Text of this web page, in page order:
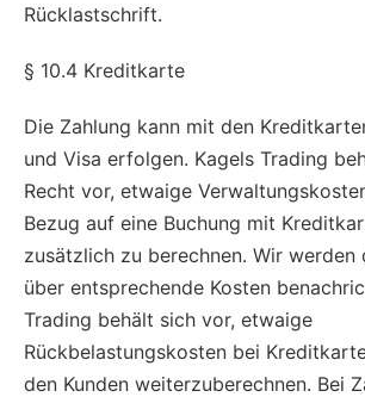
Rücklastschrift.
§ 10.4 Kreditkarte
Die Zahlung kann mit den
und Visa erfolgen. Kagels Trading
Recht vor, etwaige
Bezug auf eine Buchung mit
zusätzlich zu berechnen. Wir werden
über entsprechende Kosten
Trading behält sich vor, etwaige
Rückbelastungskosten bei
den Kunden weiterzuberechnen. Bei